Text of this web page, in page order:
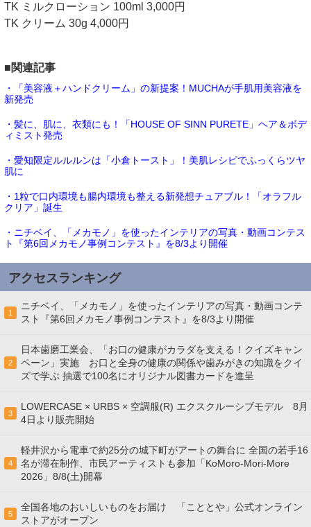
TK ミルクローション 100ml 3,000円
TK クリーム 30g 4,000円
■関連記事
・「美容液＋ハンドクリーム」の新提案！MUCHAが手肌用美容液を
新発売
・髪に、肌に、衣類にも！「HOUSE OF SINN PURETE」ヘア＆ボデ
ィミスト発売
・愛知限定ルルルンは「小倉トースト」！美肌レシピでふっくらツヤ
肌に
・1粒で口内環境も腸内環境も整える新発想チュアブル！「オラフル
クリア」誕生
・ニチベイ、「メカモノ」を使ったインテリアの写真・動画コンテス
ト『第6回メカモノ事例コンテスト』を8/3より開催
アクセスランキング
1
ニチベイ、「メカモノ」を使ったインテリアの写真・動画コンテ
スト『第6回メカモノ事例コンテスト』を8/3より開催
2
日本歯磨工業会、「お口の健康がカラダを支える！クイズキャン
ペーン」実施 お口と全身の健康の関係や歯みがきの知識をクイ
ズで学ぶ 抽選で100名にオリジナル図書カードを進呈
3
LOWERCASE × URBS × 空調服(R) エクスクルーシブモデル 8月
4日より販売開始
4
軽井沢から電車で約25分の城下町がアートの舞台に 全国の若手16
名が滞在制作、市民アーティストも参加「KoMoro-Mori-More
2026」8/8(土)開幕
5
全国各地のおいしいものをお届け 「こととや」公式オンライン
ストアがオープン